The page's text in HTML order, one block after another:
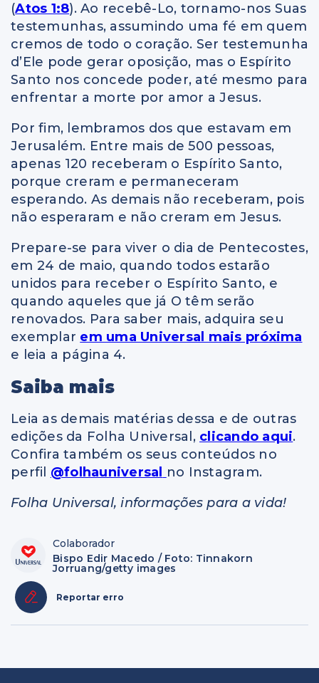
(Atos 1:8). Ao recebê-Lo, tornamo-nos Suas
testemunhas, assumindo uma fé em quem
cremos de todo o coração. Ser testemunha
d’Ele pode gerar oposição, mas o Espírito
Santo nos concede poder, até mesmo para
enfrentar a morte por amor a Jesus.
Por fim, lembramos dos que estavam em
Jerusalém. Entre mais de 500 pessoas,
apenas 120 receberam o Espírito Santo,
porque creram e permaneceram
esperando. As demais não receberam, pois
não esperaram e não creram em Jesus.
Prepare-se para viver o dia de Pentecostes,
em 24 de maio, quando todos estarão
unidos para receber o Espírito Santo, e
quando aqueles que já O têm serão
renovados. Para saber mais, adquira seu
exemplar em uma Universal mais próxima
e leia a página 4.
Saiba mais
Leia as demais matérias dessa e de outras
edições da Folha Universal, clicando aqui.
Confira também os seus conteúdos no
perfil @folhauniversal
no Instagram.
Folha Universal, informações para a vida!
Colaborador
Bispo Edir Macedo / Foto: Tinnakorn
Jorruang/getty images
Reportar erro